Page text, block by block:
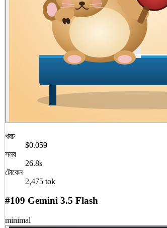
খরচ
$0.059
সময়
26.8s
টোকেন
2,475 tok
#109 Gemini 3.5 Flash
minimal